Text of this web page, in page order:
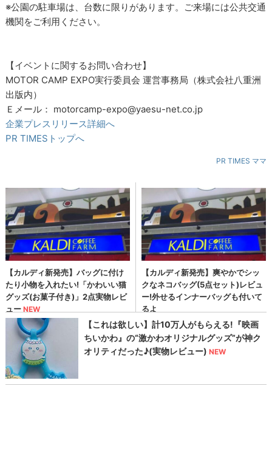
※公園の駐車場は、台数に限りがあります。ご来場には公共交通
機関をご利用ください。
【イベントに関するお問い合わせ】
MOTOR CAMP EXPO実行委員会 運営事務局（株式会社八重洲
出版内）
Ｅメール： motorcamp-expo@yaesu-net.co.jp
企業プレスリリース詳細へ
PR TIMESトップへ
PR TIMES ママ